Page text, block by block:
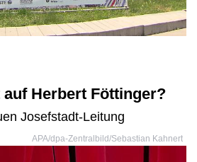
Herbert Föttinger?
Josefstadt-Leitung
APA/dpa-Zentralbild/Sebastian Kahnert